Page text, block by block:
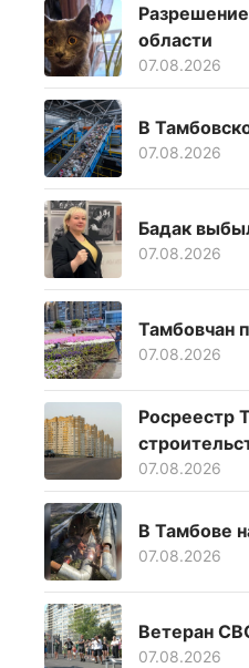
области
07.08.2026
В
07.08.2026
Бадак
07.08.2026
Тамбовчан
07.08.2026
Росреестр
07.08.2026
В Тамбове
07.08.2026
Ветеран
07.08.2026